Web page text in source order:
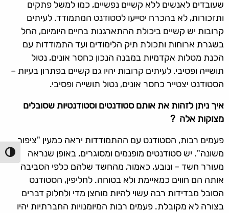
שעובדים לאנשים ללא קשיים נפשיים, כמו למשל פתקים
ותזכורות, לא בהכרח יסייעו לסטודנט המתמודד. לעיתים
קרובות יש קשיים ביכולת ההתארגנות בחיים היומיום, החל
בשגרת ארוחות ותכולת תיק הלימודים ועד התמודדות עם
הכנת מטלות אקדמיות במבנה הנכון כחסר אונים, נטול
תושייה ופסיבי. לעיתים קרובות יהיו גם קשיים בפתרון בעיות –
הסטודנט יצטייר כחסר אונים, נטול תושייה ופסיבי.
איך ניתן לזהות את אותם סטודנטים וסטודנטיות שסובלים
מצוקות אלה ?
פעמים רבות, הסטודנט עם ההתמודדות יראה כמעין "ציפור
משונה". יש סטודנטים מופנמים ומסוגרים, באופן שנראה
מעורר חשד – ונובע, כאמור, מהחשד שלהם כלפי הסביבה
אותה הם חווים כמאיימת ולא בטוחה. לחליפין, הסטודנט
הסובל מבדידות רבה עשוי להיות מוחצן מדי ולחלוק דברים
בצורה לא מקובלת. פעמים רבות המיומנויות החברתיות יהיו